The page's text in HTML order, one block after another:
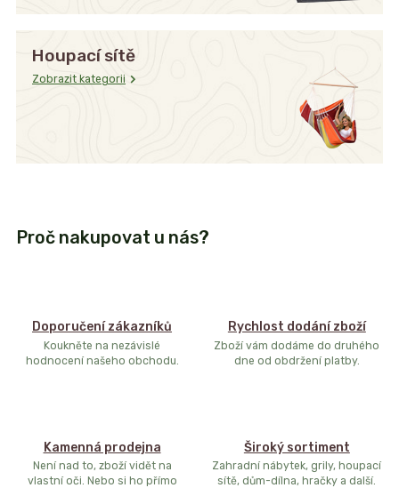
Houpací sítě
Zobrazit kategorii
Proč nakupovat u nás?
Doporučení zákazníků
Koukněte na nezávislé
hodnocení našeho obchodu.
Rychlost dodání zboží
Zboží vám dodáme do druhého
dne od obdržení platby.
Kamenná prodejna
Není nad to, zboží vidět na
vlastní oči. Nebo si ho přímo
Široký sortiment
Zahradní nábytek, grily, houpací
sítě, dům-dílna, hračky a další.